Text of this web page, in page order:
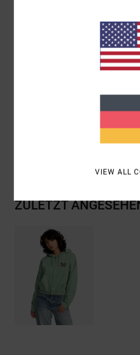
Beflockung auf der
Zentrierte
Zusammensetzung
ZULETZT
VIEW ALL